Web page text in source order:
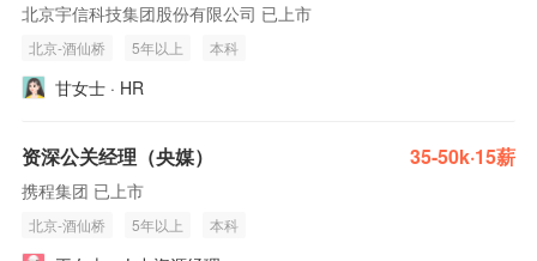
北京宇信科技集团股份有限公司 已上市
北京-酒仙桥 5年以上 本科
甘女士 · HR
资深公关经理（央媒） 35-50k·15薪
携程集团 已上市
北京-酒仙桥 5年以上 本科